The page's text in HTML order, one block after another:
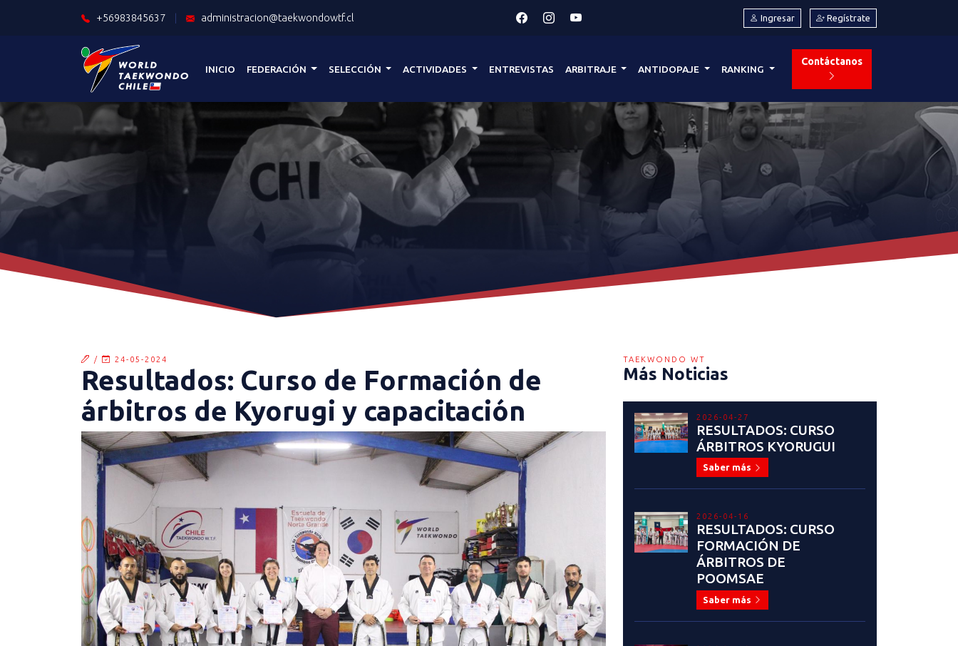
+56983845637 administracion@taekwondowtf.cl Ingresar Regístrate
INICIO FEDERACIÓN SELECCIÓN ACTIVIDADES ENTREVISTAS ARBITRAJE ANTIDOPAJE RANKING
Contáctanos
/ 24-05-2024
Resultados: Curso de Formación de
árbitros de Kyorugi y capacitación
TAEKWONDO WT
Más Noticias
2026-04-27
RESULTADOS: CURSO
ÁRBITROS KYORUGUI
Saber más
2026-04-16
RESULTADOS: CURSO
FORMACIÓN DE
ÁRBITROS DE
POOMSAE
Saber más